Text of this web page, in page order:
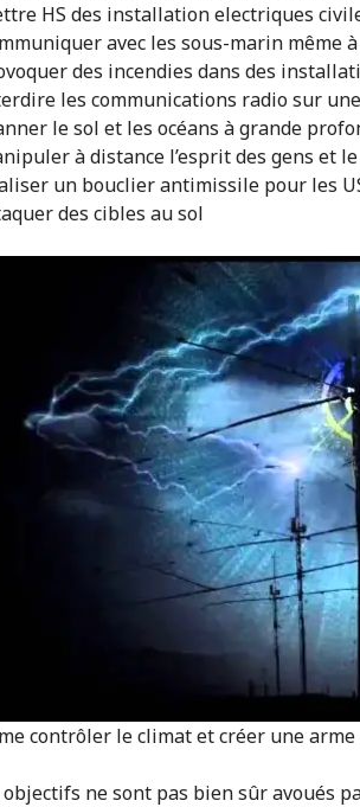
HS des installation electriques
avec les sous-marin même
des incendies dans des
les communications radio sur
le sol et les océans à grande
à distance l’esprit des gens et
un bouclier antimissile pour les
des cibles au sol
contrôler le climat et créer une
objectifs ne sont pas bien sûr avoués